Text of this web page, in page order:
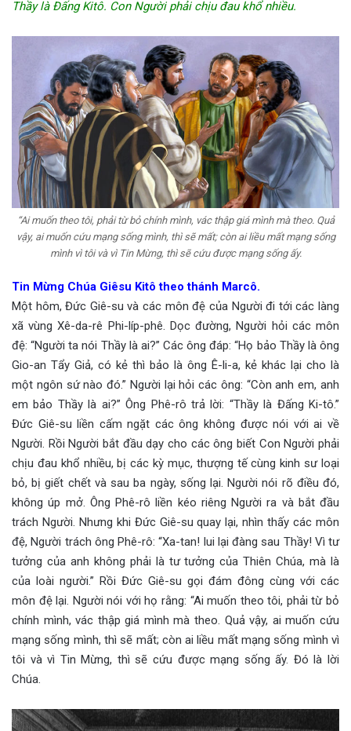
Thầy là Đấng Kitô. Con Người phải chịu đau khổ nhiều.
“Ai muốn theo tôi, phải từ bỏ chính mình, vác thập giá mình mà theo. Quả
vậy, ai muốn cứu mạng sống mình, thì sẽ mất; còn ai liều mất mạng sống
mình vì tôi và vì Tin Mừng, thì sẽ cứu được mạng sống ấy.
Tin Mừng Chúa Giêsu Kitô theo thánh Marcô.
Một hôm, Đức Giê-su và các môn đệ của Người đi tới các làng
xã vùng Xê-da-rê Phi-líp-phê. Dọc đường, Người hỏi các môn
đệ: “Người ta nói Thầy là ai?” Các ông đáp: “Họ bảo Thầy là ông
Gio-an Tẩy Giả, có kẻ thì bảo là ông Ê-li-a, kẻ khác lại cho là
một ngôn sứ nào đó.” Người lại hỏi các ông: “Còn anh em, anh
em bảo Thầy là ai?” Ông Phê-rô trả lời: “Thầy là Đấng Ki-tô.”
Đức Giê-su liền cấm ngặt các ông không được nói với ai về
Người. Rồi Người bắt đầu dạy cho các ông biết Con Người phải
chịu đau khổ nhiều, bị các kỳ mục, thượng tế cùng kinh sư loại
bỏ, bị giết chết và sau ba ngày, sống lại. Người nói rõ điều đó,
không úp mở. Ông Phê-rô liền kéo riêng Người ra và bắt đầu
trách Người. Nhưng khi Đức Giê-su quay lại, nhìn thấy các môn
đệ, Người trách ông Phê-rô: “Xa-tan! lui lại đàng sau Thầy! Vì tư
tưởng của anh không phải là tư tưởng của Thiên Chúa, mà là
của loài người.” Rồi Đức Giê-su gọi đám đông cùng với các
môn đệ lại. Người nói với họ rằng: “Ai muốn theo tôi, phải từ bỏ
chính mình, vác thập giá mình mà theo. Quả vậy, ai muốn cứu
mạng sống mình, thì sẽ mất; còn ai liều mất mạng sống mình vì
tôi và vì Tin Mừng, thì sẽ cứu được mạng sống ấy. Đó là lời
Chúa.